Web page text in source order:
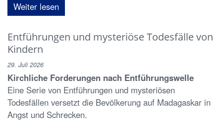
Weiter lesen
Entführungen und mysteriöse Todesfälle von
Kindern
29. Juli 2026
Kirchliche Forderungen nach Entführungswelle
Eine Serie von Entführungen und mysteriösen
Todesfällen versetzt die Bevölkerung auf Madagaskar in
Angst und Schrecken.